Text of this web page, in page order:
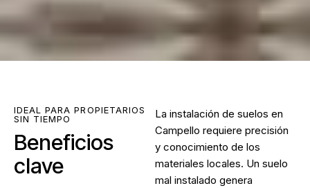
IDEAL PARA PROPIETARIOS
SIN TIEMPO
Beneficios
clave
La instalación de suelos en
Campello requiere precisión
y conocimiento de los
materiales locales. Un suelo
mal instalado genera